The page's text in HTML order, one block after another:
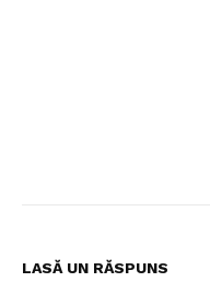
LASĂ UN RĂSPUNS